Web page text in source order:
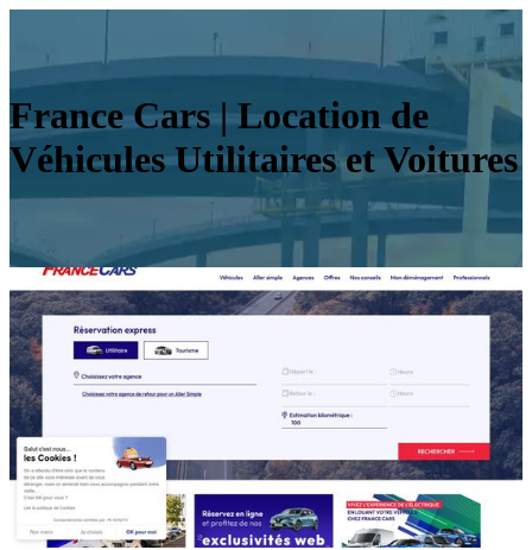
France Cars | Location de
Véhicules Utilitaires et Voitures